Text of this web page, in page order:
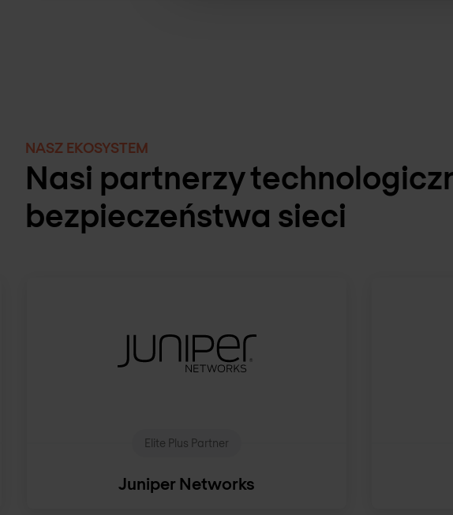
NASZ EKOSYSTEM
Nasi partnerzy
bezpieczeństwa sieci
Elite Plus Partner
Juniper Networks